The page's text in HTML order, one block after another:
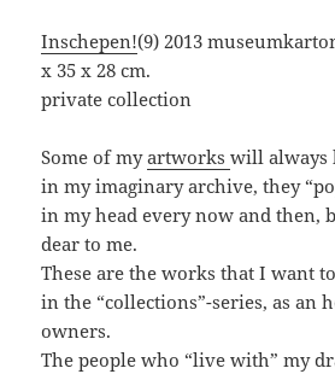
Inschepen!(9) 2013
x 35 x 28 cm.
private collection
Some of myartworkswill always
in my imaginary archive, they
in my head every now and then,
dear to me.
These are the works that I want
in the “collections”-series, as an
owners.
The people who “live with” my